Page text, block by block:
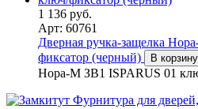
1 136 руб.
Арт: 60761
Дверная ручка-защелка
фиксатор (черный)
В корзину
Нора-М ЗВ1 ISPARUS 01
Фурнитура для дверей,